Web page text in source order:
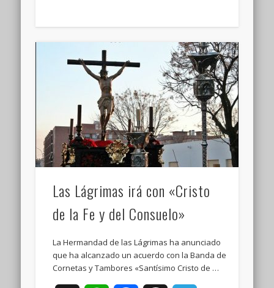
Las Lágrimas irá con «Cristo
de la Fe y del Consuelo»
La Hermandad de las Lágrimas ha anunciado
que ha alcanzado un acuerdo con la Banda de
Cornetas y Tambores «Santísimo Cristo de …